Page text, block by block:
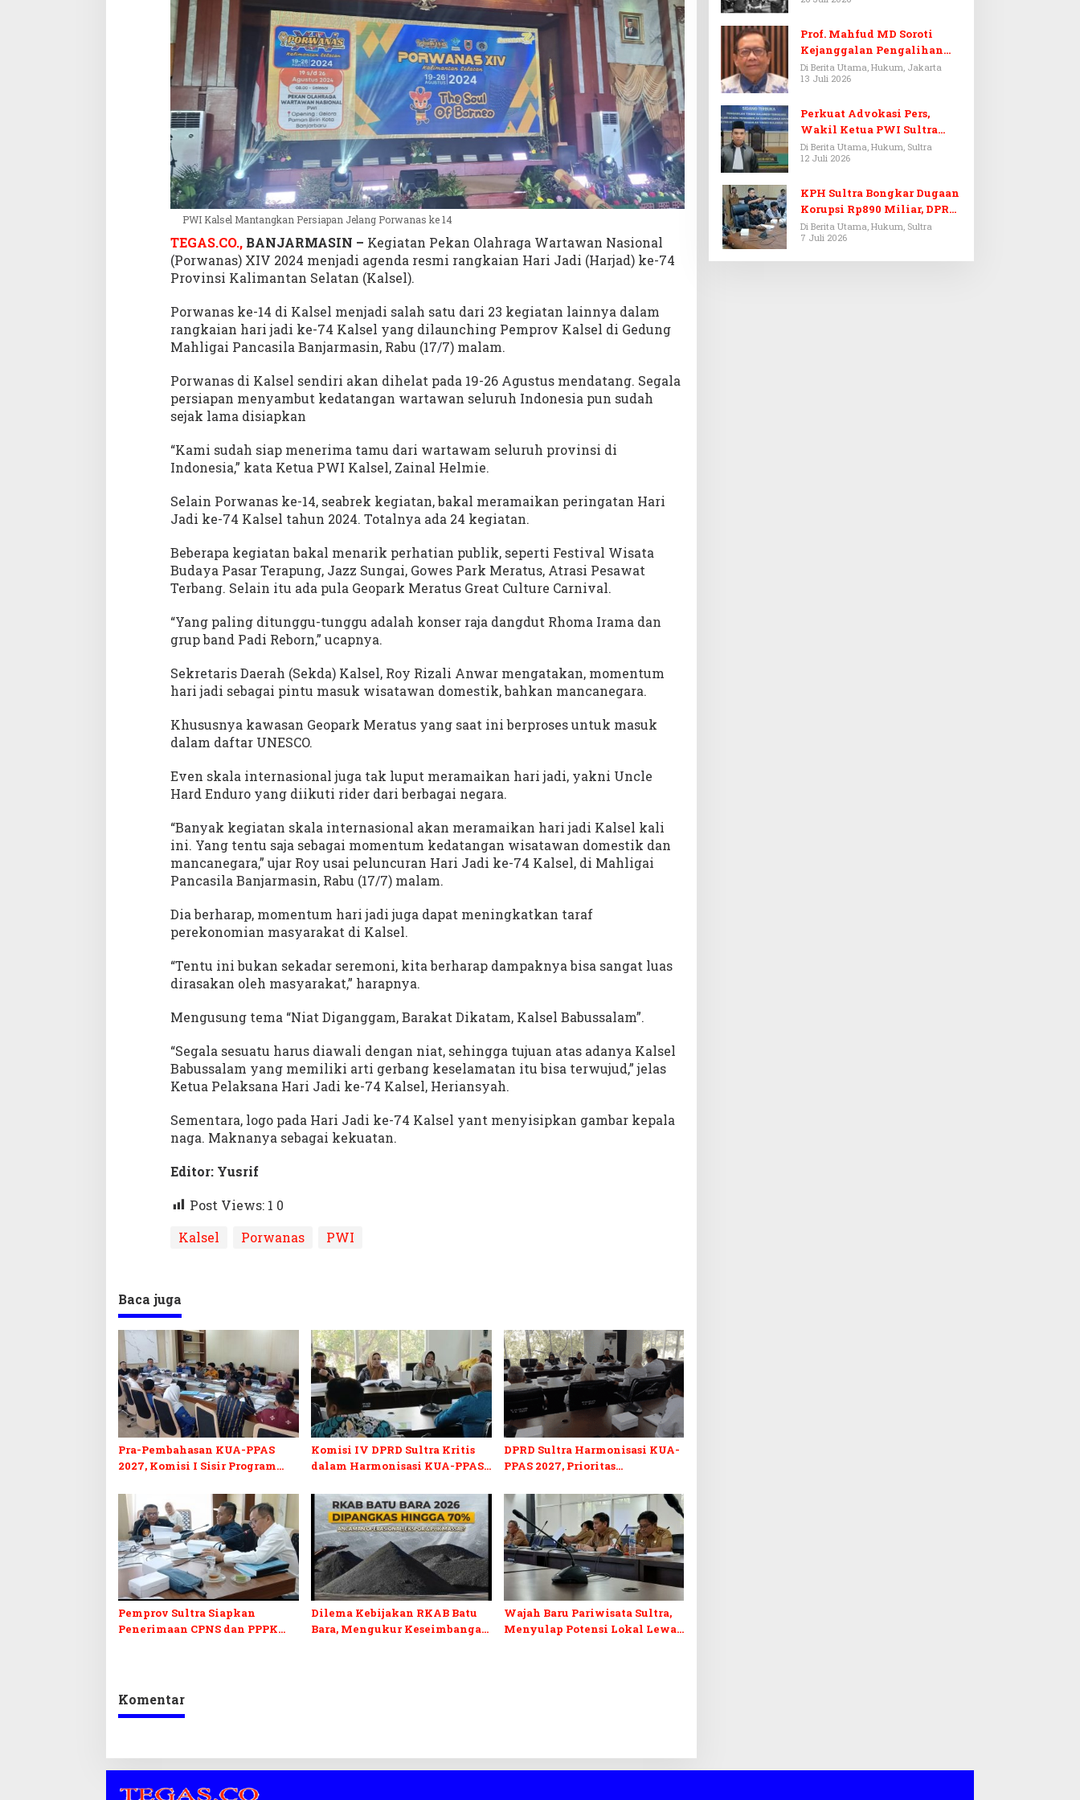
r
n
a
s
k
e
1
PWI Kalsel Mantangkan Persiapan Jelang Porwanas ke 14
TEGAS.CO.,BANJARMASIN – Kegiatan Pekan Olahraga Wartawan Nasional
(Porwanas) XIV 2024 menjadi agenda resmi rangkaian Hari Jadi (Harjad) ke-74
Provinsi Kalimantan Selatan (Kalsel).
Porwanas ke-14 di Kalsel menjadi salah satu dari 23 kegiatan lainnya dalam
rangkaian hari jadi ke-74 Kalsel yang dilaunching Pemprov Kalsel di Gedung
Mahligai Pancasila Banjarmasin, Rabu (17/7) malam.
Porwanas di Kalsel sendiri akan dihelat pada 19-26 Agustus mendatang. Segala
persiapan menyambut kedatangan wartawan seluruh Indonesia pun sudah
sejak lama disiapkan
“Kami sudah siap menerima tamu dari wartawam seluruh provinsi di
Indonesia,” kata Ketua PWI Kalsel, Zainal Helmie.
Selain Porwanas ke-14, seabrek kegiatan, bakal meramaikan peringatan Hari
Jadi ke-74 Kalsel tahun 2024. Totalnya ada 24 kegiatan.
Beberapa kegiatan bakal menarik perhatian publik, seperti Festival Wisata
Budaya Pasar Terapung, Jazz Sungai, Gowes Park Meratus, Atrasi Pesawat
Terbang. Selain itu ada pula Geopark Meratus Great Culture Carnival.
“Yang paling ditunggu-tunggu adalah konser raja dangdut Rhoma Irama dan
grup band Padi Reborn,” ucapnya.
Sekretaris Daerah (Sekda) Kalsel, Roy Rizali Anwar mengatakan, momentum
hari jadi sebagai pintu masuk wisatawan domestik, bahkan mancanegara.
Khususnya kawasan Geopark Meratus yang saat ini berproses untuk masuk
dalam daftar UNESCO.
Even skala internasional juga tak luput meramaikan hari jadi, yakni Uncle
Hard Enduro yang diikuti rider dari berbagai negara.
“Banyak kegiatan skala internasional akan meramaikan hari jadi Kalsel kali
ini. Yang tentu saja sebagai momentum kedatangan wisatawan domestik dan
mancanegara,” ujar Roy usai peluncuran Hari Jadi ke-74 Kalsel, di Mahligai
Pancasila Banjarmasin, Rabu (17/7) malam.
Dia berharap, momentum hari jadi juga dapat meningkatkan taraf
perekonomian masyarakat di Kalsel.
“Tentu ini bukan sekadar seremoni, kita berharap dampaknya bisa sangat luas
dirasakan oleh masyarakat,” harapnya.
Mengusung tema “Niat Diganggam, Barakat Dikatam, Kalsel Babussalam”.
“Segala sesuatu harus diawali dengan niat, sehingga tujuan atas adanya Kalsel
Babussalam yang memiliki arti gerbang keselamatan itu bisa terwujud,” jelas
Ketua Pelaksana Hari Jadi ke-74 Kalsel, Heriansyah.
Sementara, logo pada Hari Jadi ke-74 Kalsel yant menyisipkan gambar kepala
naga. Maknanya sebagai kekuatan.
Editor: Yusrif
Post Views: 1 0
Kalsel
Porwanas PWI
Baca juga
Pra-Pembahasan KUA-PPAS
2027, Komisi I Sisir Program
Komisi IV DPRD Sultra Kritis
dalam Harmonisasi KUA-PPAS
DPRD Sultra Harmonisasi KUA-
PPAS 2027, Prioritas
Pelunasan Utang Infrastruktur
Pemprov Sultra Siapkan
Penerimaan CPNS dan PPPK
Dilema Kebijakan RKAB Batu
Bara, Mengukur Keseimbangan
Wajah Baru Pariwisata Sultra,
Menyulap Potensi Lokal Lewat
Komentar
Prof. Mahfud MD Soroti
Kejanggalan Pengalihan
Penyelidikan Tersangka
Febrie Adriansyah
Di Berita Utama, Hukum, Jakarta
13 Juli 2026
Perkuat Advokasi Pers,
Wakil Ketua PWI Sultra
Resmi Dilantik Menjadi
Advokat PERADI
Di Berita Utama, Hukum, Sultra
12 Juli 2026
KPH Sultra Bongkar Dugaan
Korupsi Rp890 Miliar, DPRD
Sultra Gelar RDP
Di Berita Utama, Hukum, Sultra
7 Juli 2026